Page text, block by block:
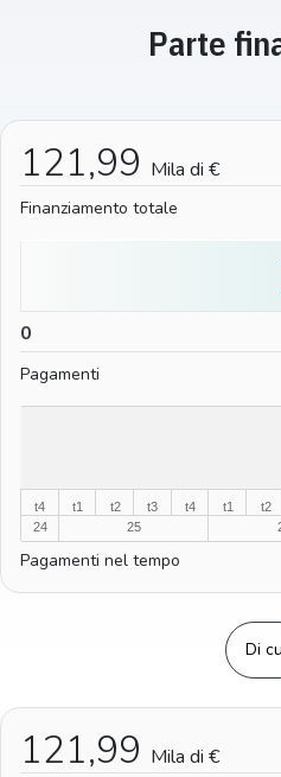
Parte
121,99 Mila di €
Finanziamento totale
0
Pagamenti
t4
24
t1
25
t2 t3 t4
t1
t2
Pagamenti nel tempo
Di
121,99 Mila di €